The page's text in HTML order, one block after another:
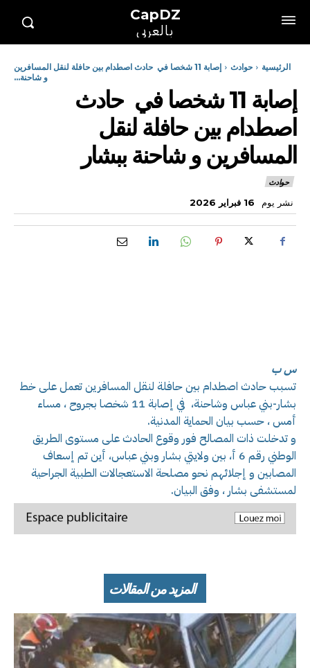
CapDZ
بالعربي
الرئيسية حوادث
إصابة 11 شخصا في حادث اصطدام بين حافلة لنقل المسافرين
و شاحنة...
إصابة 11 شخصا في حادث
اصطدام بين حافلة لنقل
المسافرين و شاحنة ببشار
حوادث
نشر يوم 16 فبراير 2026
س ب
تسبب حادث اصطدام بين حافلة لنقل المسافرين تعمل على خط
بشار-بني عباس وشاحنة، في إصابة 11 شخصا بجروح ، مساء
أمس ، حسب بيان الحماية المدنية.
و تدخلت ذات المصالح فور وقوع الحادث على مستوى الطريق
الوطني رقم 6 أ، بين ولايتي بشار وبني عباس، أين تم إسعاف
المصابين و إجلائهم نحو مصلحة الاستعجالات الطبية الجراحية
لمستشفى بشار ، وفق البيان.
المزيد من المقالات